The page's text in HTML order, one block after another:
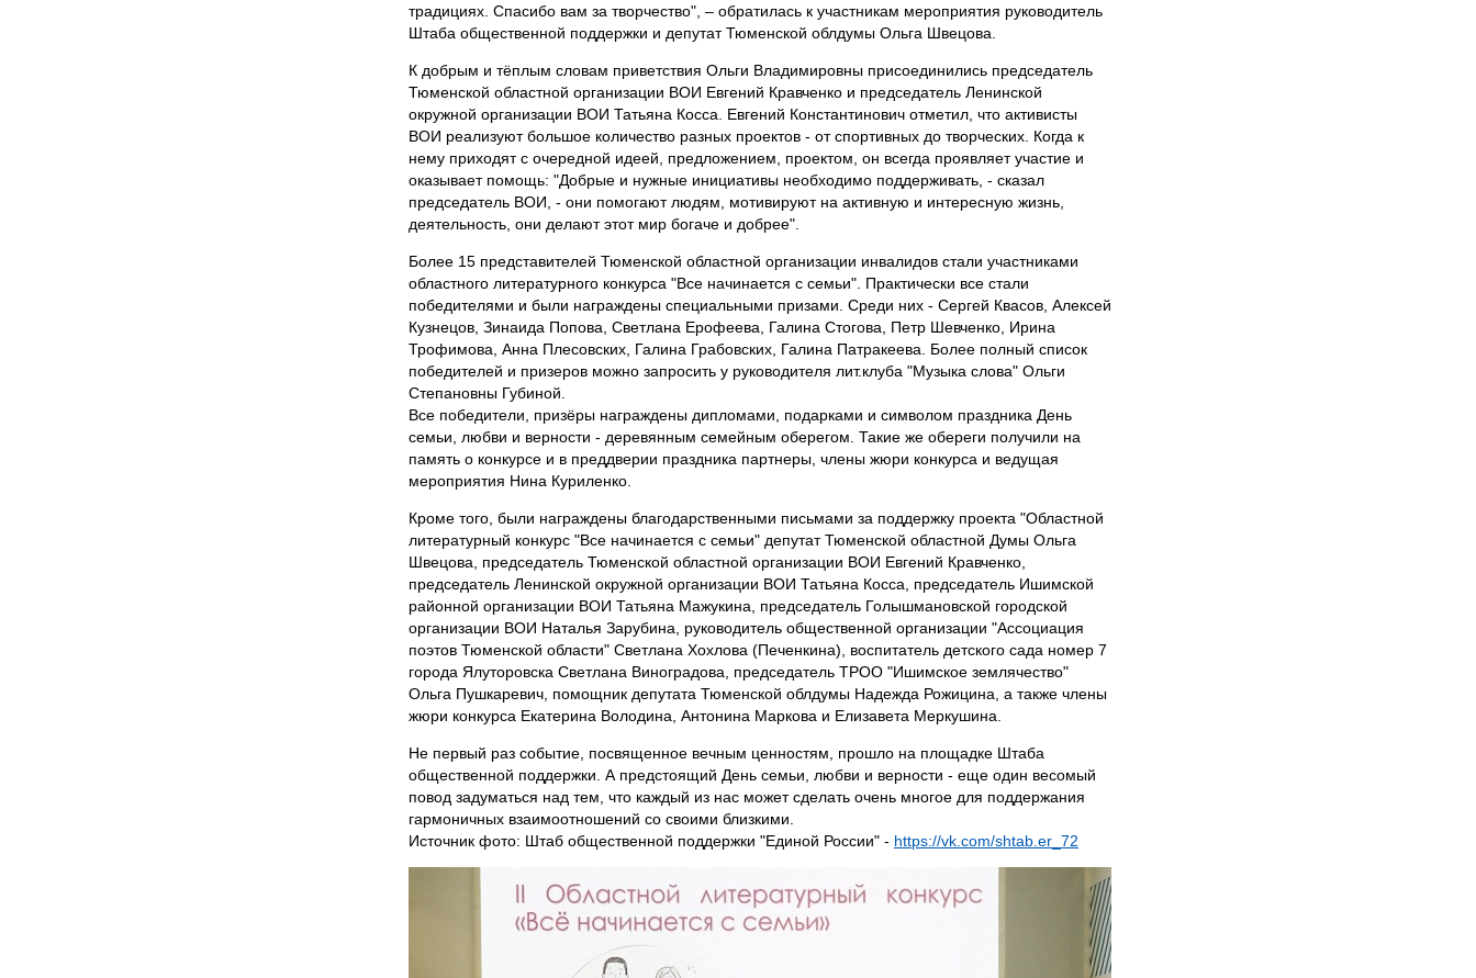
традициях. Спасибо вам за творчество", – обратилась к участникам мероприятия руководитель
Штаба общественной поддержки и депутат Тюменской облдумы Ольга Швецова.
К добрым и тёплым словам приветствия Ольги Владимировны присоединились председатель
Тюменской областной организации ВОИ Евгений Кравченко и председатель Ленинской
окружной организации ВОИ Татьяна Косса. Евгений Константинович отметил, что активисты
ВОИ реализуют большое количество разных проектов - от спортивных до творческих. Когда к
нему приходят с очередной идеей, предложением, проектом, он всегда проявляет участие и
оказывает помощь: "Добрые и нужные инициативы необходимо поддерживать, - сказал
председатель ВОИ, - они помогают людям, мотивируют на активную и интересную жизнь,
деятельность, они делают этот мир богаче и добрее".
Более 15 представителей Тюменской областной организации инвалидов стали участниками
областного литературного конкурса "Все начинается с семьи". Практически все стали
победителями и были награждены специальными призами. Среди них - Сергей Квасов, Алексей
Кузнецов, Зинаида Попова, Светлана Ерофеева, Галина Стогова, Петр Шевченко, Ирина
Трофимова, Анна Плесовских, Галина Грабовских, Галина Патракеева. Более полный список
победителей и призеров можно запросить у руководителя лит.клуба "Музыка слова" Ольги
Степановны Губиной.
Все победители, призёры награждены дипломами, подарками и символом праздника День
семьи, любви и верности - деревянным семейным оберегом. Такие же обереги получили на
память о конкурсе и в преддверии праздника партнеры, члены жюри конкурса и ведущая
мероприятия Нина Куриленко.
Кроме того, были награждены благодарственными письмами за поддержку проекта "Областной
литературный конкурс "Все начинается с семьи" депутат Тюменской областной Думы Ольга
Швецова, председатель Тюменской областной организации ВОИ Евгений Кравченко,
председатель Ленинской окружной организации ВОИ Татьяна Косса, председатель Ишимской
районной организации ВОИ Татьяна Мажукина, председатель Голышмановской городской
организации ВОИ Наталья Зарубина, руководитель общественной организации "Ассоциация
поэтов Тюменской области" Светлана Хохлова (Печенкина), воспитатель детского сада номер 7
города Ялуторовска Светлана Виноградова, председатель ТРОО "Ишимское землячество"
Ольга Пушкаревич, помощник депутата Тюменской облдумы Надежда Рожицина, а также члены
жюри конкурса Екатерина Володина, Антонина Маркова и Елизавета Меркушина.
Не первый раз событие, посвященное вечным ценностям, прошло на площадке Штаба
общественной поддержки. А предстоящий День семьи, любви и верности - еще один весомый
повод задуматься над тем, что каждый из нас может сделать очень многое для поддержания
гармоничных взаимоотношений со своими близкими.
Источник фото: Штаб общественной поддержки "Единой России" - https://vk.com/shtab.er_72